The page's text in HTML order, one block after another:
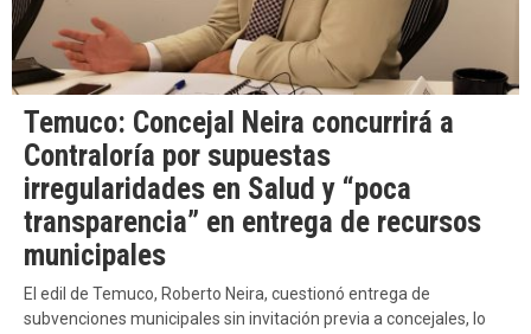
Temuco: Concejal Neira concurrirá a
Contraloría por supuestas
irregularidades en Salud y “poca
transparencia” en entrega de recursos
municipales
El edil de Temuco, Roberto Neira, cuestionó entrega de
subvenciones municipales sin invitación previa a concejales, lo